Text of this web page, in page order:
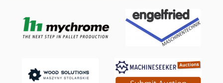
Конструкция Автомобилей
Передний Карданный Вал